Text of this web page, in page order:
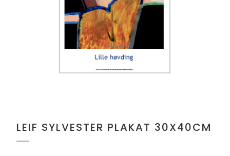
LEIF SYLVESTER PLAKAT 30X40CM